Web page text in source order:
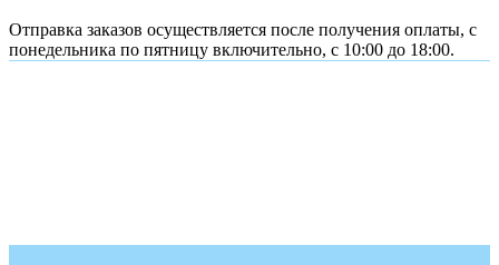
Отправка заказов осуществляется после получения оплаты, с
понедельника по пятницу включительно, с 10:00 до 18:00.